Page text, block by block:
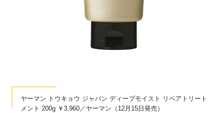
ヤーマン トウキョウ ジャパン ディープモイスト リペアトリート
メント 200g ￥3,960／ヤーマン（12月15日発売）